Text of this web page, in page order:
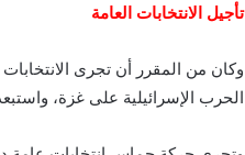
تأجيل الانتخابات العامة
الحرب الإسرائيلية على غزة،